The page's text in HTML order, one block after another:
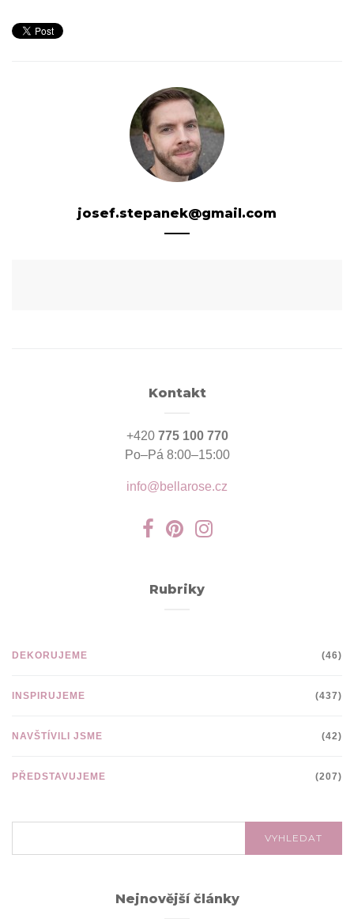
josef.stepanek@gmail.com
Kontakt
+420 775 100 770
Po–Pá 8:00–15:00
info@bellarose.cz
Rubriky
DEKORUJEME (46)
INSPIRUJEME (437)
NAVŠTÍVILI JSME (42)
PŘEDSTAVUJEME (207)
VYHLEDAT
Nejnovější články